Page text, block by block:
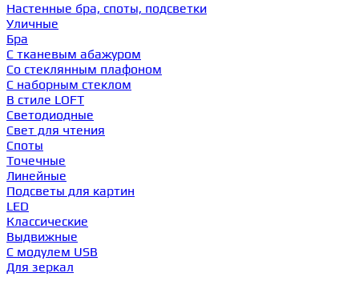
Настенные бра, споты, подсветки
Уличные
Бра
С тканевым абажуром
Со стеклянным плафоном
С наборным стеклом
В стиле LOFT
Светодиодные
Свет для чтения
Споты
Точечные
Линейные
Подсветы для картин
LED
Классические
Выдвижные
С модулем USB
Для зеркал